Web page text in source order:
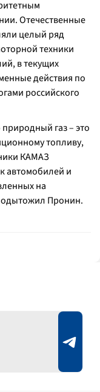
Отечественные
целый ряд
техники
в текущих
действия по
российского
газ – это
топливу,
КАМАЗ
автомобилей и
на
Пронин.